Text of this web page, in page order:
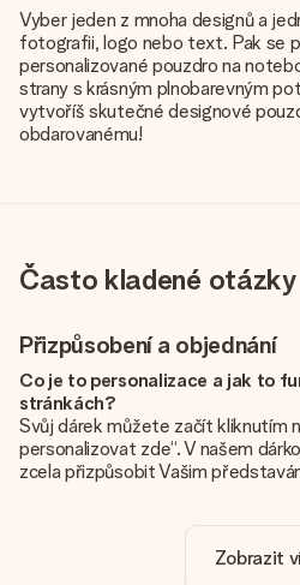
Vyber jeden z mnoha designů a
fotografii, logo nebo text. Pak se
personalizované pouzdro na
strany s krásným plnobarevným
vytvoříš skutečné designové
obdarovanému!
Často kladené otázky
Přizpůsobení a objednání
Co je to personalizace a jak to
stránkách?
Svůj dárek můžete začít kliknutím
personalizovat zde“. V našem
zcela přizpůsobit Vašim
Zobrazit